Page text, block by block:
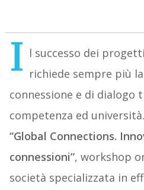
I l successo dei
richiede sempre più
connessione e di dialogo
competenza ed
“Global Connections.
connessioni”, workshop
società specializzata in